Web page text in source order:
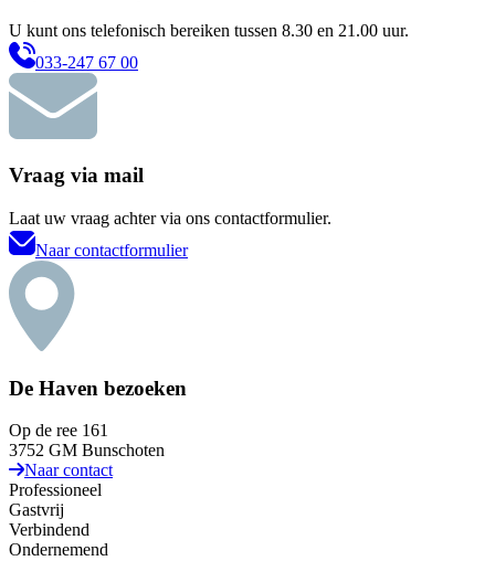
U kunt ons telefonisch bereiken tussen 8.30 en 21.00 uur.
033-247 67 00
Vraag via mail
Laat uw vraag achter via ons contactformulier.
Naar contactformulier
De Haven bezoeken
Op de ree 161
3752 GM Bunschoten
Naar contact
Professioneel
Gastvrij
Verbindend
Ondernemend